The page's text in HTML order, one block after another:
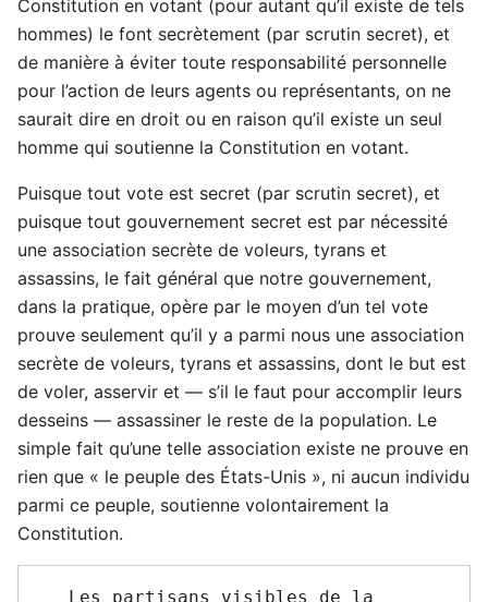
Constitution en votant (pour autant qu’il existe de tels
hommes) le font secrètement (par scrutin secret), et
de manière à éviter toute responsabilité personnelle
pour l’action de leurs agents ou représentants, on ne
saurait dire en droit ou en raison qu’il existe un seul
homme qui soutienne la Constitution en votant.
Puisque tout vote est secret (par scrutin secret), et
puisque tout gouvernement secret est par nécessité
une association secrète de voleurs, tyrans et
assassins, le fait général que notre gouvernement,
dans la pratique, opère par le moyen d’un tel vote
prouve seulement qu’il y a parmi nous une association
secrète de voleurs, tyrans et assassins, dont le but est
de voler, asservir et — s’il le faut pour accomplir leurs
desseins — assassiner le reste de la population. Le
simple fait qu’une telle association existe ne prouve en
rien que « le peuple des États-Unis », ni aucun individu
parmi ce peuple, soutienne volontairement la
Constitution.